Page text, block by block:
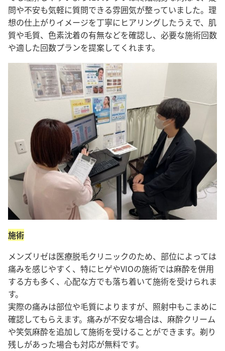
問や不安も気軽に質問できる雰囲気が整っていました。理
想の仕上がりイメージを丁寧にヒアリングしたうえで、肌
質や毛質、色素沈着の有無などを確認し、必要な施術回数
や適した回数プランを提案してくれます。
施術
メンズリゼは医療脱毛クリニックのため、部位によっては
痛みを感じやすく、特にヒゲやVIOの施術では麻酔を併用
する方も多く、心配な方でも落ち着いて施術を受けられま
す。
実際の痛みは部位や毛質によりますが、照射中もこまめに
確認してもらえます。痛みが不安な場合は、麻酔クリーム
や笑気麻酔を追加して施術を受けることができます。剃り
残しがあった場合も対応が無料です。